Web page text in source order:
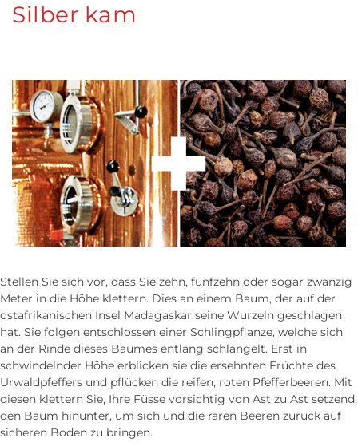
Silber kam
Stellen Sie sich vor, dass Sie zehn, fünf­zehn oder sogar zwanzig
Meter in die Höhe klettern. Dies an einem Baum, der auf der
ost­afrikanischen Insel Madagaskar seine Wurzeln geschlagen
hat. Sie folgen entschlossen einer Schling­pflanze, welche sich
an der Rinde dieses Baumes entlang schlängelt. Erst in
schwindelnder Höhe erblicken sie die ersehnten Früchte des
Urwald­pfeffers und pflücken die reifen, roten Pfeffer­beeren. Mit
diesen klettern Sie, Ihre Füsse vor­sichtig von Ast zu Ast setzend,
den Baum hinunter, um sich und die raren Beeren zurück auf
sicheren Boden zu bringen.